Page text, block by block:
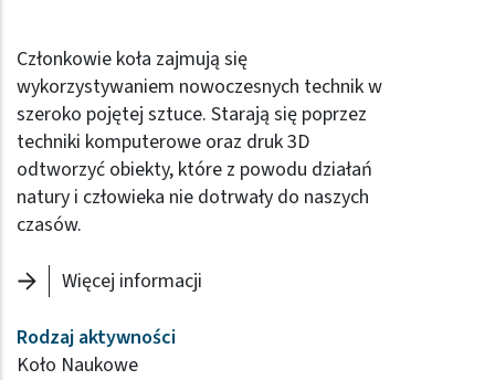
Członkowie koła zajmują się
wykorzystywaniem nowoczesnych technik w
szeroko pojętej sztuce. Starają się poprzez
techniki komputerowe oraz druk 3D
odtworzyć obiekty, które z powodu działań
natury i człowieka nie dotrwały do naszych
czasów.
Więcej informacji
Rodzaj aktywności
Koło Naukowe